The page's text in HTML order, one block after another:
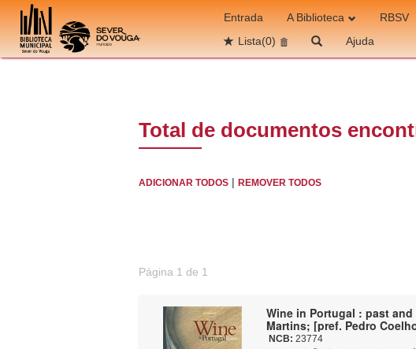
Ir para o conteúdo
Entrada A Biblioteca RBSV
Lista(0) Ajuda
Total de documentos
ADICIONAR TODOS |REMOVER TODOS
Página 1 de 1
Wine in Portugal : past
Martins; [pref. Pedro
NCB:23774